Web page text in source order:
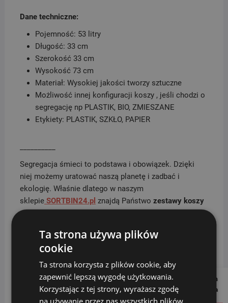
Dane techniczne:
Pojemność: 53 litry
Długość: 33 cm
Szerokość 33 cm
Wysokość 73 cm
Materiał: Wysokiej jakości tworzy sztuczne
Możliwość innej konfiguracji koszy , jeśli chodzi o
segregację np PLASTIK, BIO, ZMIESZANE
Etykiety: PLASTIK, SZKŁO, PAPIER
Segregacja śmieci to podstawa i obowiązek. Dzięki
niej możemy uratować naszą planetę i zadbać i
ekologię. Właśnie dlatego w naszym
sklepieSORTBIN24.pl znajdą Państwo zestawy koszy
do segregacji
. Zostały one podzielone na pojemności i
kosze na: papier, plastik/metal, szkło, odpady bio oraz
odpady zmieszane (inne)
Oferta zawiera zarówno kosze do domowej segregacji,
jak i większe pojemności, które świetnie sprawdzają
się w biurach, placówkach oświaty, szpitalach,
przychodniach, miejscach pracy oraz innych miejscach
Follow us on
Social Media
Ta strona używa plików
cookie
Ta strona korzysta z plików cookie, aby
zapewnić lepszą wygodę użytkowania.
Korzystając z tej strony, wyrażasz zgodę
na używanie przez nas wszystkich plików